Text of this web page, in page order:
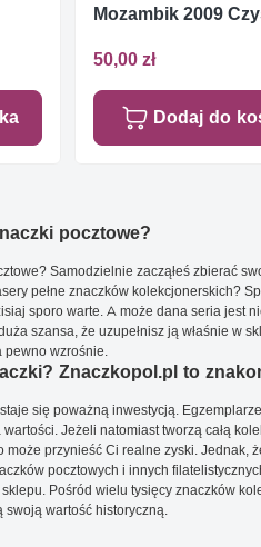
Mozambik 2009
50,00 zł
Dodaj do
pocztowe?
Samodzielnie zacząłeś zbierać
pełne znaczków kolekcjonerskich?
sporo warte. A może dana seria jest
szansa, że uzupełnisz ją właśnie w
pewno wzrośnie.
Znaczkopol.pl to
się poważną inwestycją.
Jeżeli natomiast tworzą całą
może przynieść Ci realne zyski. Jednak,
pocztowych i innych
Pośród wielu tysięcy znaczków
swoją wartość historyczną.